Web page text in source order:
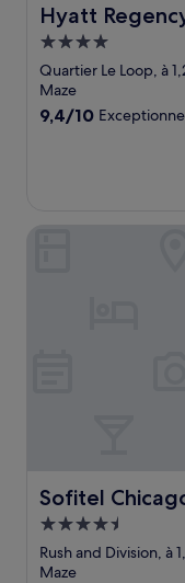
Hyatt
Hyatt Regency
Hébergement
4.0 étoiles
Quartier Le Loop, à
Maze
9.4
9,4/10
Sofitel
Sofitel Chicago
Hébergement
4.5 étoiles
Rush and Division, à
Maze